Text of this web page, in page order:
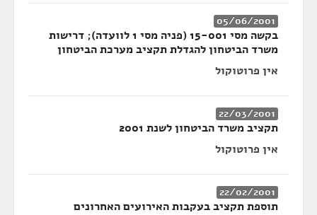
05/06/2001
בקשה מסי 15-001 (פניה מסי 1 לוועדה); דרישות
משרד הביטחון להגדלת תקציב מערכת הביטחון
אין פרוטוקול
22/03/2001
תקציב משרד הביטחון לשנת 2001
אין פרוטוקול
22/02/2001
תוספת תקציב בעקבות האירועים האחרונים